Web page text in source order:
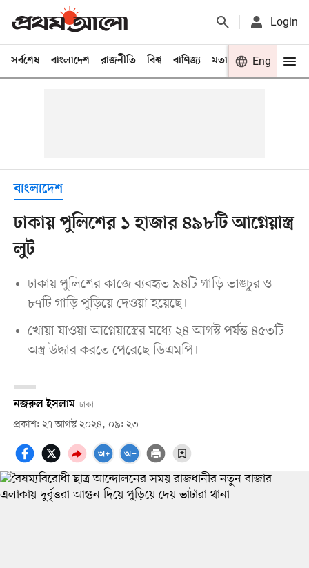
Login
সর্বশেষ বাংলাদেশ রাজনীতি বিশ্ব বাণিজ্য মতামত খেলা
Eng
বাংলাদেশ
ঢাকায় পুলিশের ১ হাজার ৪৯৮টি আগ্নেয়াস্ত্র
লুট
ঢাকায় পুলিশের কাজে ব্যবহৃত ৯৪টি গাড়ি ভাঙচুর ও
৮৭টি গাড়ি পুড়িয়ে দেওয়া হয়েছে।
খোয়া যাওয়া আগ্নেয়াস্ত্রের মধ্যে ২৪ আগস্ট পর্যন্ত ৪৫৩টি
অস্ত্র উদ্ধার করতে পেরেছে ডিএমপি।
নজরুল ইসলাম ঢাকা
প্রকাশ: ২৭ আগস্ট ২০২৪, ০৯: ২৩